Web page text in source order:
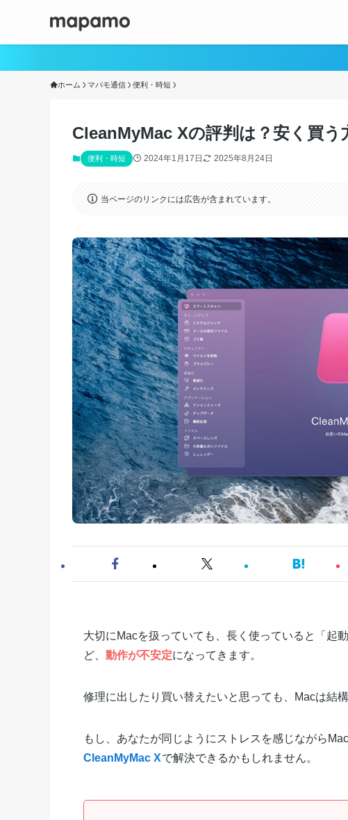
ホーム マパモ通信 便利・時短
CleanMyMac Xの評判は？安く買う
便利・時短 2024年1月17日 2025年8月24日
当ページのリンクには広告が含まれています。
大切にMacを扱っていても、長く使っていると「起
ど、 動作が不安定になってきます。
修理に出したり買い替えたいと思っても、Macは結
もし、あなたが同じようにストレスを感じながら
CleanMyMac Xで解決できるかもしれません。